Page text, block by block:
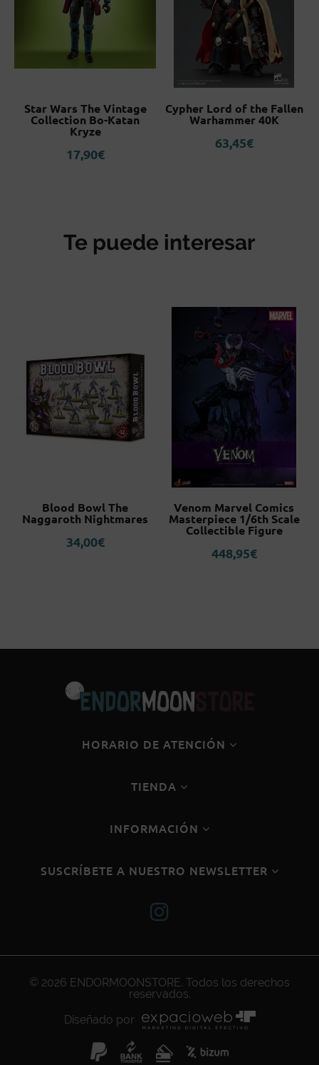
Star Wars The Vintage
Collection Bo-Katan
Kryze
17,90€
Cypher Lord of the Fallen
Warhammer 40K
63,45€
Te puede interesar
Blood Bowl The
Naggaroth Nightmares
34,00€
Venom Marvel Comics
Masterpiece 1/6th Scale
Collectible Figure
448,95€
HORARIO DE ATENCIÓN
TIENDA
INFORMACIÓN
SUSCRÍBETE A NUESTRO NEWSLETTER
© 2026 ENDORMOONSTORE. Todos los derechos
reservados.
Diseñado por